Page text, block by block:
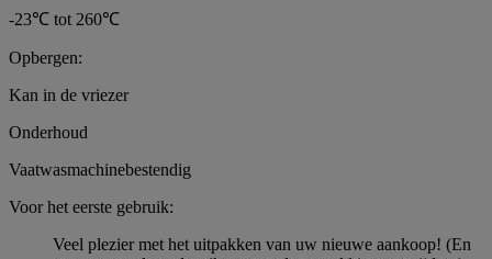
-23℃ tot 260℃
Opbergen:
Kan in de vriezer
Onderhoud
Vaatwasmachinebestendig
Voor het eerste gebruik:
Veel plezier met het uitpakken van uw nieuwe aankoop! (En